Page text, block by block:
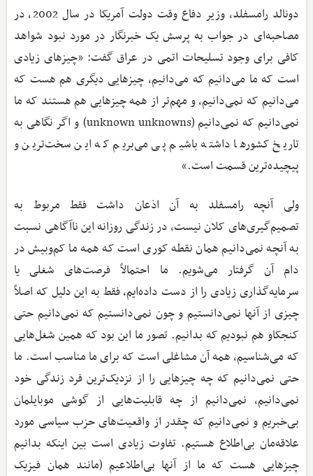
دونالد رامسفلد، وزیر دفاع وقت دولت آمریکا در سال 2002، در
مصاحبه‌ای در جواب به پرسش یک خبرنگار در مورد نبود شواهد
کافی برای وجود تسلیحات اتمی در عراق گفت: «چیزهای زیادی
است که ما می‌دانیم که می‌دانیم، چیزهایی دیگری هم هست که
می‌دانیم که نمی‌دانیم، و مهم‌تر از همه چیزهایی هم هستند که ما
نمی‌دانیم که نمی‌دانیم (unknown unknowns) و اگر نگاهی به
تاریخ کشورها داشته باشیم پی می‌بریم که این سخت‌ترین و
پیچیده‌ترین قسمت است.»
ولی آنچه رامسفلد به آن اذعان داشت فقط مربوط به
تصمیم‌گیری‌های کلان نیست، در زندگی روزانه این ناآگاهی نسبت
به آنچه نمی‌دانیم همان نقطه کوری است که همه ما کم‌وبیش در
دام آن گرفتار می‌شویم. ما احتمالاً فرصت‌های شغلی یا
سرمایه‌گذاری زیادی را از دست داده‌ایم، فقط به این دلیل که اصلاً
چیزی از آنها نمی‌دانستیم و چون نمی‌دانستیم که نمی‌دانیم حتی
کنجکاو هم نبودیم که بدانیم. تصور ما این بود که همین شغل‌هایی
که می‌شناسیم، همه آن مشاغلی است که برای ما مناسب است. ما
حتی نمی‌دانیم که چه چیزهایی را از نزدیک‌ترین فرد زندگی خود
نمی‌دانیم، نمی‌دانیم از چه قابلیت‌هایی از گوشی موبایلمان
بی‌خبریم و نمی‌دانیم که چقدر از واقعیت‌های حزب سیاسی مورد
علاقه‌مان بی‌اطلاع هستیم. تفاوت زیادی است بین اینکه بدانیم
چیزهایی هست که ما از آنها بی‌اطلاعیم (مانند همان فیزیک